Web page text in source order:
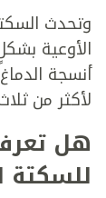
وتحدث
الأوعية
أنسجة
لأكثر من
هل تعرف
للسكتة